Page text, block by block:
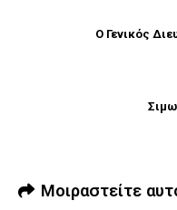
Ο Γενικός
Μοιραστείτε